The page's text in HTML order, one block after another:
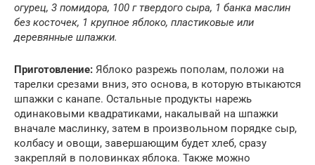
огурец, 3 помидора, 100 г твердого сыра, 1 банка маслин
без косточек, 1 крупное яблоко, пластиковые или
деревянные шпажки.
Приготовление: Яблоко разрежь пополам, положи на
тарелки срезами вниз, это основа, в которую втыкаются
шпажки с канапе. Остальные продукты нарежь
одинаковыми квадратиками, накалывай на шпажки
вначале маслинку, затем в произвольном порядке сыр,
колбасу и овощи, завершающим будет хлеб, сразу
закрепляй в половинках яблока. Также можно